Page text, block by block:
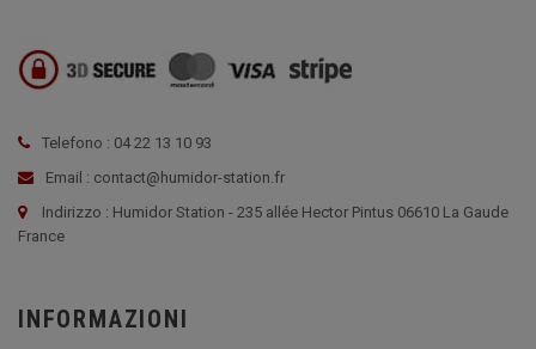
Telefono : 04 22 13 10 93
Email : contact@humidor-station.fr
Indirizzo : Humidor Station - 235 allée Hector Pintus 06610 La Gaude
France
INFORMAZIONI